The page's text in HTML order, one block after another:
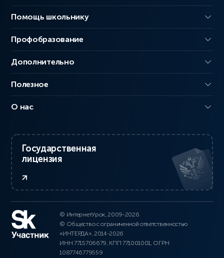
Помощь школьнику
Профобразование
Дополнительно
Полезное
О нас
Государственная
лицензия
© ИнтернетУрок, 2009-2026
© Общество с ограниченной ответственностью
«ИНТЕРДА», 2014-2026
ИНН 7715706679, КПП 771001001, ОГРН
1087746779559